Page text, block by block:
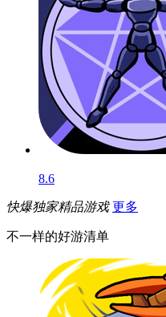
8.6
快爆独家精品游戏 更多
不一样的好游清单